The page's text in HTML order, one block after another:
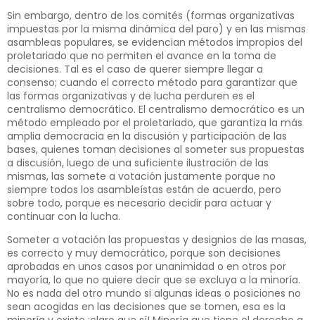
Sin embargo, dentro de los comités (formas organizativas
impuestas por la misma dinámica del paro) y en las mismas
asambleas populares, se evidencian métodos impropios del
proletariado que no permiten el avance en la toma de
decisiones. Tal es el caso de querer siempre llegar a
consenso; cuando el correcto método para garantizar que
las formas organizativas y de lucha perduren es el
centralismo democrático. El centralismo democrático es un
método empleado por el proletariado, que garantiza la más
amplia democracia en la discusión y participación de las
bases, quienes toman decisiones al someter sus propuestas
a discusión, luego de una suficiente ilustración de las
mismas, las somete a votación justamente porque no
siempre todos los asambleístas están de acuerdo, pero
sobre todo, porque es necesario decidir para actuar y
continuar con la lucha.
Someter a votación las propuestas y designios de las masas,
es correcto y muy democrático, porque son decisiones
aprobadas en unos casos por unanimidad o en otros por
mayoría, lo que no quiere decir que se excluya a la minoría.
No es nada del otro mundo si algunas ideas o posiciones no
sean acogidas en las decisiones que se tomen, esa es la